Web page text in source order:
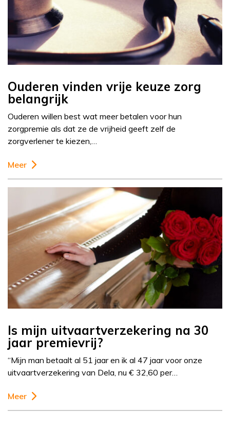
Ouderen vinden vrije keuze zorg
belangrijk
Ouderen willen best wat meer betalen voor hun
zorgpremie als dat ze de vrijheid geeft zelf de
zorgverlener te kiezen,…
Meer
Is mijn uitvaartverzekering na 30
jaar premievrij?
“Mijn man betaalt al 51 jaar en ik al 47 jaar voor onze
uitvaartverzekering van Dela, nu € 32,60 per…
Meer